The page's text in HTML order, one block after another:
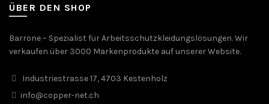
ÜBER DEN SHOP
Barrone – Spezialist für Arbeitsschutzkleidungslösungen. Wir
verkaufen über 3000 Markenprodukte auf unserer Website.
Industriestrasse 17, 4703 Kestenholz
info@copper-net.ch